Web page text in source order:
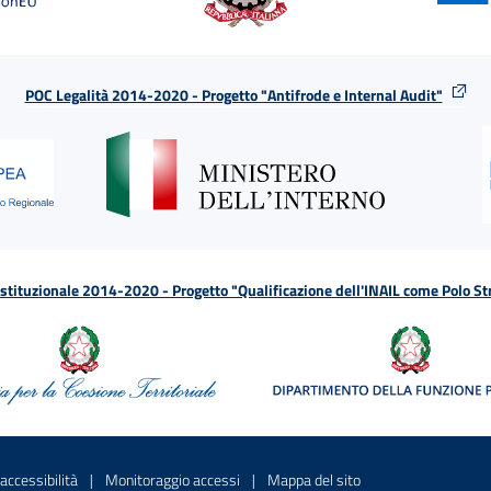
POC Legalità 2014-2020 - Progetto "Antifrode e Internal Audit"
2014-2020 - Progetto "Qualificazione dell'INAIL come Polo
una nuova finestraSito interno - Apre in una nuova finestra
Monitoraggio accessi Sito interno - Apre in una nuova
Mappa del sitoSito interno - Apre